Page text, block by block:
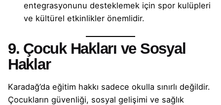
entegrasyonunu desteklemek için spor kulüpleri
ve kültürel etkinlikler önemlidir.
9. Çocuk Hakları ve Sosyal
Haklar
Karadağ’da eğitim hakkı sadece okulla sınırlı değildir.
Çocukların güvenliği, sosyal gelişimi ve sağlık